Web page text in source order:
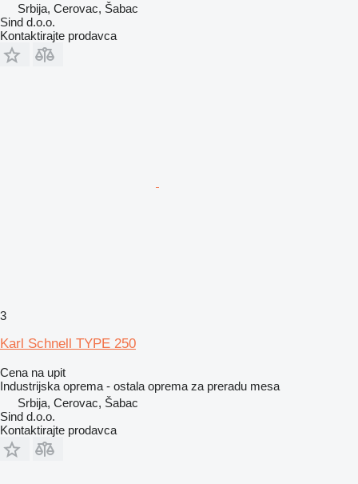
Srbija, Cerovac, Šabac
Sind d.o.o.
Kontaktirajte prodavca
3
Karl Schnell TYPE 250
Cena na upit
Industrijska oprema - ostala oprema za preradu mesa
Srbija, Cerovac, Šabac
Sind d.o.o.
Kontaktirajte prodavca